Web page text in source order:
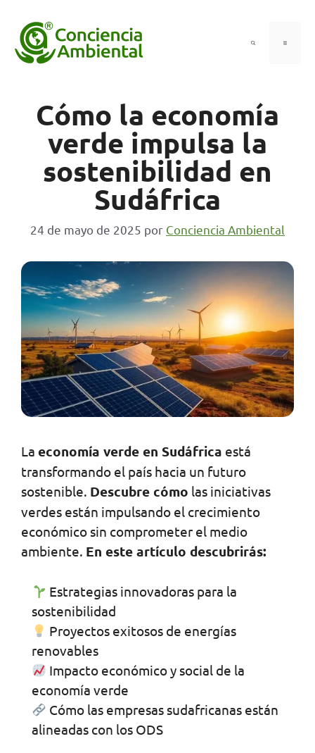
contenido
Menú
Cómo la economía
verde impulsa la
sostenibilidad en
Sudáfrica
24 de mayo de 2025 por Conciencia Ambiental
La economía verde en Sudáfrica está
transformando el país hacia un futuro
sostenible. Descubre cómo las iniciativas
verdes están impulsando el crecimiento
económico sin comprometer el medio
ambiente. En este artículo descubrirás:
Estrategias innovadoras para la
sostenibilidad
Proyectos exitosos de energías
renovables
Impacto económico y social de la
economía verde
Cómo las empresas sudafricanas están
alineadas con los ODS